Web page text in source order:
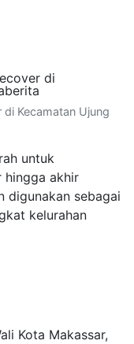
Kecamatan Ujung
untuk
hingga akhir
digunakan sebagai
kelurahan
Kota Makassar,